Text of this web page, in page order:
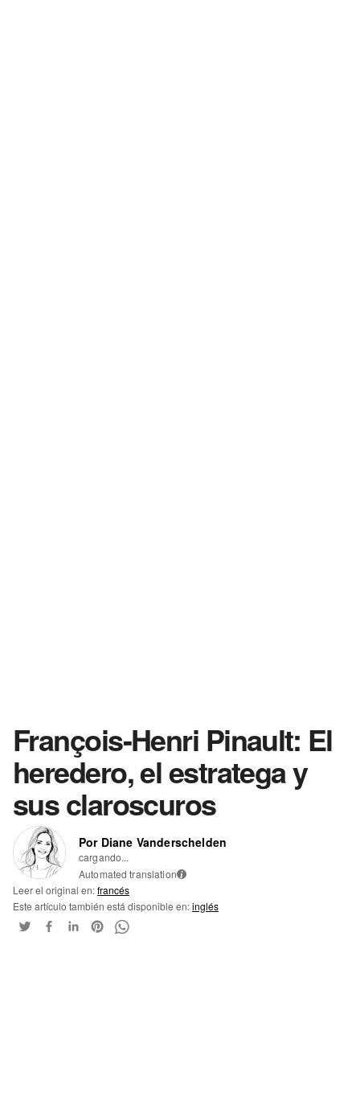
François-Henri Pinault: El
heredero, el estratega y
sus claroscuros
Por Diane Vanderschelden
cargando...
Automated translation i
Leer el original en:francés
Este artículo también está disponible en:inglés